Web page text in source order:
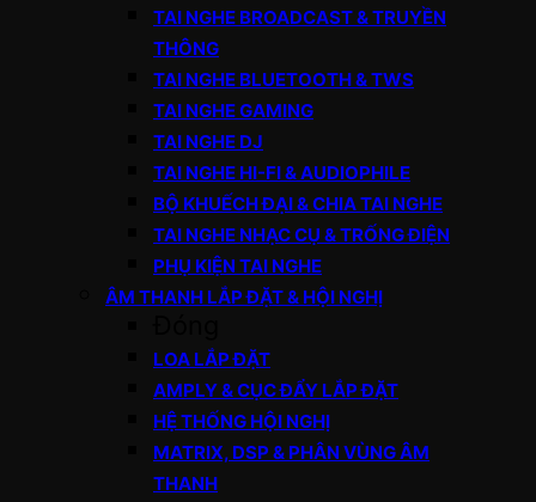
TAI NGHE BROADCAST & TRUYỀN
THÔNG
TAI NGHE BLUETOOTH & TWS
TAI NGHE GAMING
TAI NGHE DJ
TAI NGHE HI-FI & AUDIOPHILE
BỘ KHUẾCH ĐẠI & CHIA TAI NGHE
TAI NGHE NHẠC CỤ & TRỐNG ĐIỆN
PHỤ KIỆN TAI NGHE
ÂM THANH LẮP ĐẶT & HỘI NGHỊ
LOA LẮP ĐẶT
AMPLY & CỤC ĐẨY LẮP ĐẶT
HỆ THỐNG HỘI NGHỊ
MATRIX, DSP & PHÂN VÙNG ÂM
THANH